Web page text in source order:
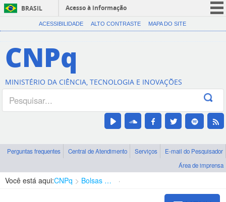
BRASIL
Acesso à informação
CORONAVÍRUS (COVID-19)
Canais
ACESSIBILIDADE ALTO CONTRASTE MAPA DO SITE
CNPq
MINISTÉRIO DA CIÊNCIA, TECNOLOGIA E INOVAÇÕES
Perguntas frequentes Central de Atendimento Serviços
E-mail do Pesquisador
Área de imprensa
Você está aqui:CNPq Bolsas e Auxílios Vigentes